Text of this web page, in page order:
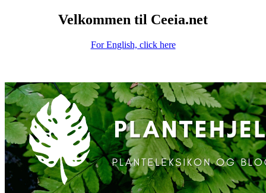
Velkommen til Ceeia.net
For English, click here